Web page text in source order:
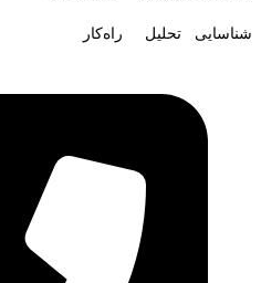
شناسایی تحلیل راه‌کار